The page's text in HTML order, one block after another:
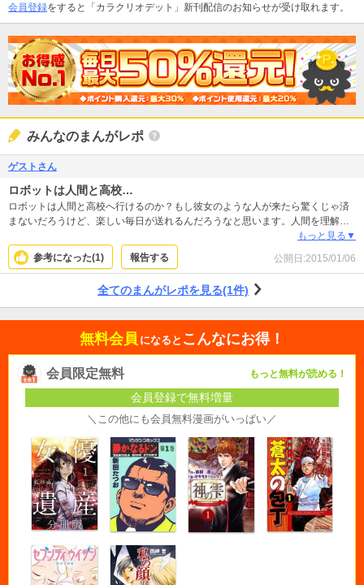
会員登録をすると「カラクリオデット」新刊配信のお知らせが受け取れます。
みんなのまんがレポ
ゲストさん
ロボットは人間と高校…
ロボットは人間と高校へ行けるのか？もし彼女のような人が来たら驚くじゃ済
まないだろうけど、楽しい毎日が送れるんだろうなと思います。人間を理解す
もっと見る▼
参考になった(1) 報告する 公開日:2015/01/06
全てのまんがレポを見る(1件)
無料会員 になると こんなにお得！
会員限定無料 もっと無料が読める！
会員登録で無料増量
＼この他にも会員無料漫画がいっぱい／